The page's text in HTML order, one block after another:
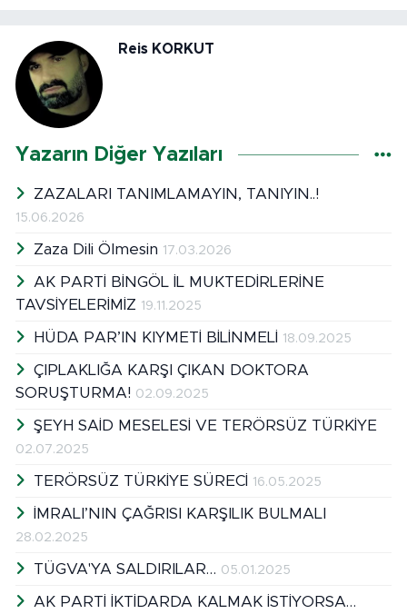
Reis KORKUT
Yazarın Diğer Yazıları
ZAZALARI TANIMLAMAYIN, TANIYIN..!
15.06.2026
Zaza Dili Ölmesin 17.03.2026
AK PARTİ BİNGÖL İL MUKTEDİRLERİNE
TAVSİYELERİMİZ 19.11.2025
HÜDA PAR’IN KIYMETİ BİLİNMELİ 18.09.2025
ÇIPLAKLIĞA KARŞI ÇIKAN DOKTORA
SORUŞTURMA! 02.09.2025
ŞEYH SAİD MESELESİ VE TERÖRSÜZ TÜRKİYE
02.07.2025
TERÖRSÜZ TÜRKİYE SÜRECİ 16.05.2025
İMRALI’NIN ÇAĞRISI KARŞILIK BULMALI
28.02.2025
TÜGVA'YA SALDIRILAR… 05.01.2025
AK PARTİ İKTİDARDA KALMAK İSTİYORSA…